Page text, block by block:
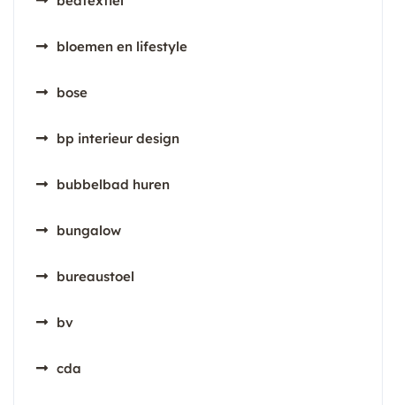
bloemen en lifestyle
bose
bp interieur design
bubbelbad huren
bungalow
bureaustoel
bv
cda